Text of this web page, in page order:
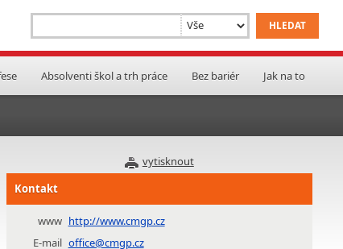
Absolventi škol a trh práce Bez bariér Jak na to
vytisknout
Kontakt
www http://www.cmgp.cz
E-mail office@cmgp.cz